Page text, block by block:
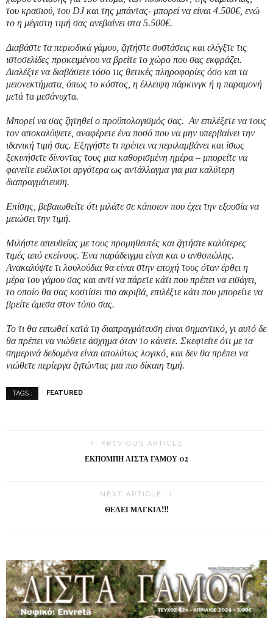
του κρασιού, του DJ και της μπάντας- μπορεί να είναι 4.500€, ενώ
το η μέγιστη τιμή σας ανεβαίνει στα 5.500€.
Διαβάστε τα περιοδικά γάμου, ζητήστε συστάσεις και ελέγξτε τις
ιστοσελίδες προκειμένου να βρείτε το χώρο που σας εκφράζει.
Διαλέξτε να διαβάσετε τόσο τις θετικές πληροφορίες όσο και τα
μειονεκτήματα, όπως το κόστος, η έλλειψη πάρκινγκ ή η παραμονή
μετά τα μεσάνυχτα.
Μπορεί να σας ζητηθεί ο προϋπολογισμός σας. Αν επιλέξετε να τους
τον αποκαλύψετε, αναφέρετε ένα ποσό που να μην υπερβαίνει την
ιδανική τιμή σας. Εξηγήστε τι πρέπει να περιλαμβάνει και ίσως
ξεκινήσετε δίνοντας τους μια καθορισμένη ημέρα – μπορείτε να
φανείτε ευέλικτοι αργότερα ως αντάλλαγμα για μια καλύτερη
διαπραγμάτευση.
Επίσης, βεβαιωθείτε ότι μιλάτε σε κάποιον που έχει την εξουσία να
μειώσει την τιμή.
Μιλήστε απευθείας με τους προμηθευτές και ζητήστε καλύτερες
τιμές από εκείνους. Ένα παράδειγμα είναι και ο ανθοπώλης.
Ανακαλύψτε τι λουλούδια θα είναι στην εποχή τους όταν έρθει η
μέρα του γάμου σας και αντί να πάρετε κάτι που πρέπει να εισάγει,
το οποίο θα σας κοστίσει πιο ακριβά, επιλέξτε κάτι που μπορείτε να
βρείτε άμεσα στον τόπο σας.
Το τι θα ειπωθεί κατά τη διαπραγμάτευση είναι σημαντικό, γι αυτό δε
θα πρέπει να νιώθετε άσχημα όταν το κάνετε. Σκεφτείτε ότι με τα
σημερινά δεδομένα είναι απολύτως λογικό, και δεν θα πρέπει να
νιώθετε περίεργα ζητώντας μια πιο δίκαιη τιμή.
TAGS : FEATURED
PREVIOUS ARTICLE
ΕΚΠΟΜΠΉ ΛΊΣΤΑ ΓΆΜΟΥ 02
NEXT ARTICLE
ΘΕΛΕΙ ΜΑΓΚΙΑ!!!